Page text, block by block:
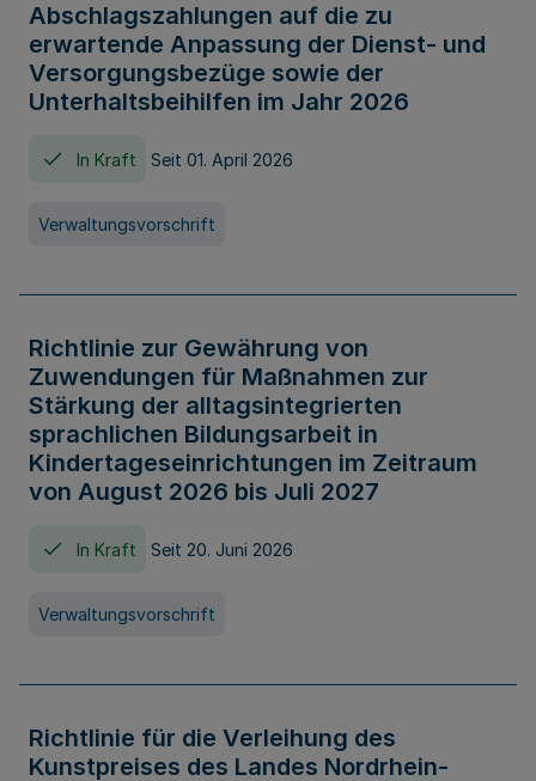
Abschlagszahlungen auf die zu
erwartende Anpassung der Dienst- und
Versorgungsbezüge sowie der
Unterhaltsbeihilfen im Jahr 2026
In Kraft Seit 01. April 2026
Verwaltungsvorschrift
Richtlinie zur Gewährung von
Zuwendungen für Maßnahmen zur
Stärkung der alltagsintegrierten
sprachlichen Bildungsarbeit in
Kindertageseinrichtungen im Zeitraum
von August 2026 bis Juli 2027
In Kraft Seit 20. Juni 2026
Verwaltungsvorschrift
Richtlinie für die Verleihung des
Kunstpreises des Landes Nordrhein-